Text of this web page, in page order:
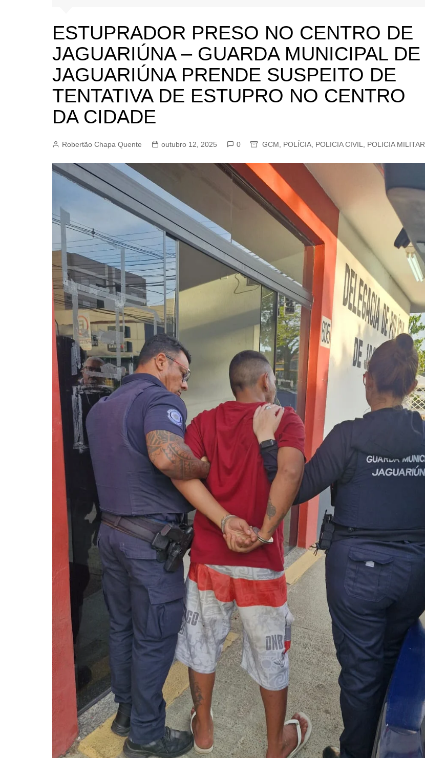
CAMPINAS
ESTIVA GERBI
JAGUARIÚNA
JUNDIAÍ
LIMEIRA
PAULÍNIA
RIBEIRÃO PRETO
ESTUPRADOR PRESO NO CENTRO DE
JAGUARIÚNA – GUARDA MUNICIPAL DE
JAGUARIÚNA PRENDE SUSPEITO DE
TENTATIVA DE ESTUPRO NO CENTRO
DA CIDADE
Robertão Chapa Quente outubro 12, 2025 0 GCM POLÍCIA POLICIA CIVIL POLICIA MILITAR